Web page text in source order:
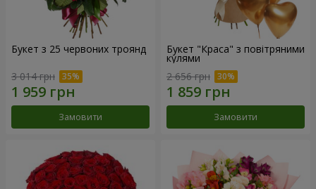
Букет з 25 червоних троянд
3 014 грн
Замовити
Букет "Краса" з повітряними
кулями
2 656 грн
Замовити